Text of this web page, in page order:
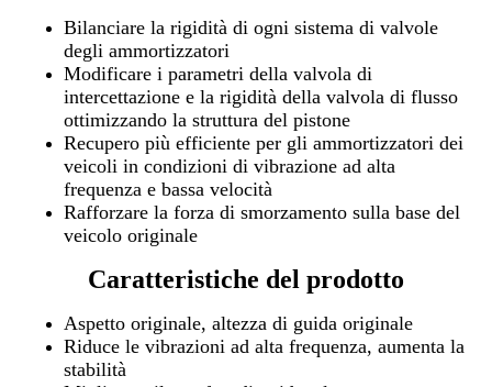
Bilanciare la rigidità di ogni sistema di valvole
degli ammortizzatori
Modificare i parametri della valvola di
intercettazione e la rigidità della valvola di flusso
ottimizzando la struttura del pistone
Recupero più efficiente per gli ammortizzatori dei
veicoli in condizioni di vibrazione ad alta
frequenza e bassa velocità
Rafforzare la forza di smorzamento sulla base del
veicolo originale
Caratteristiche del prodotto
Aspetto originale, altezza di guida originale
Riduce le vibrazioni ad alta frequenza, aumenta la
stabilità